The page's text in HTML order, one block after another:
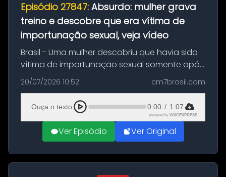
Episódio 27847: Absurdo: mulher grava
treino e descobre que era vítima de
importunação sexual, veja vídeo
Brasil - Uma mulher descobriu que havia sido
vítima de importunação sexual somente após
assistir a um vídeo que gravou enquanto
treinava na academia de um condomínio em
Feira de Santana, na Bahia. O c...
20/07/2026 10:52 cm7brasil.com
Ouça o texto 0:00 / 1:07
powered by VOICEXPRESS
Ver Episódio Ver Original